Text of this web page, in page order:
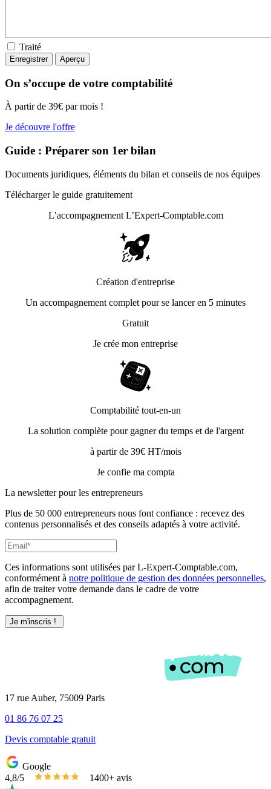
Traité
On s’occupe de votre comptabilité
À partir de 39€ par mois !
Je découvre l'offre
Guide : Préparer son 1er bilan
Documents juridiques, éléments du bilan et conseils de nos équipes
Télécharger le guide gratuitement
L’accompagnement L’Expert-Comptable.com
Création d'entreprise
Un accompagnement complet pour se lancer en 5 minutes
Gratuit
Je crée mon entreprise
Comptabilité tout-en-un
La solution complète pour gagner du temps et de l'argent
à partir de 39€ HT/mois
Je confie ma compta
La newsletter pour les entrepreneurs
Plus de 50 000 entrepreneurs nous font confiance : recevez des
contenus personnalisés et des conseils adaptés à votre activité.
Ces informations sont utilisées par L-Expert-Comptable.com,
conformément à notre politique de gestion des données personnelles,
afin de traiter votre demande dans le cadre de votre
accompagnement.
17 rue Auber, 75009 Paris
01 86 76 07 25
Devis comptable gratuit
Google
4,8/5
1400+ avis